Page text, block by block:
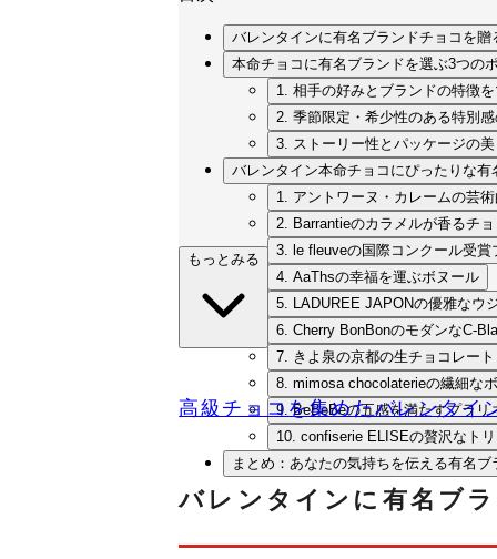
バレンタインに有名ブランドチョコを贈
本命チョコに有名ブランドを選ぶ3つの
1. 相手の好みとブランドの特徴
2. 季節限定・希少性のある特別
3. ストーリー性とパッケージの
バレンタイン本命チョコにぴったりな有
1. アントワーヌ・カレームの芸
2. Barrantieのカラメルが香るチ
3. le fleuveの国際コンクール受賞
4. AaThsの幸福を運ぶボヌール
5. LADUREE JAPONの優雅なウ
6. Cherry BonBonのモダンなC-
7. きよ泉の京都の生チョコレート
8. mimosa chocolaterieの繊細な
9. BeBeBeの五感を満たすプラリ
10. confiserie ELISEの贅沢なト
まとめ：あなたの気持ちを伝える有名
もっとみる
高級チョコを集めたバレンタイ
バレンタインに有名ブ